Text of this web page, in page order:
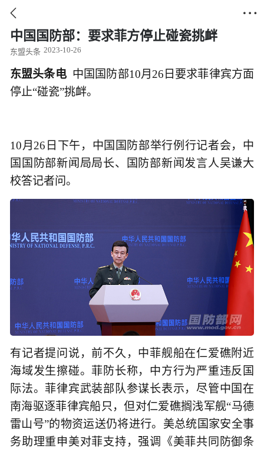
 
中国国防部：要求菲方停止碰瓷挑衅
东盟头条 2023-10-26
东盟头条电中国国防部10月26日要求菲律宾方面
停止“碰瓷”挑衅。
10月26日下午，中国国防部举行例行记者会，中
国国防部新闻局局长、国防部新闻发言人吴谦大
校答记者问。
有记者提问说，前不久，中菲舰船在仁爱礁附近
海域发生擦碰。菲防长称，中方行为严重违反国
际法。菲律宾武装部队参谋长表示，尽管中国在
南海驱逐菲律宾船只，但对仁爱礁搁浅军舰“马德
雷山号”的物资运送仍将进行。美总统国家安全事
务助理重申美对菲支持，强调《美菲共同防御条